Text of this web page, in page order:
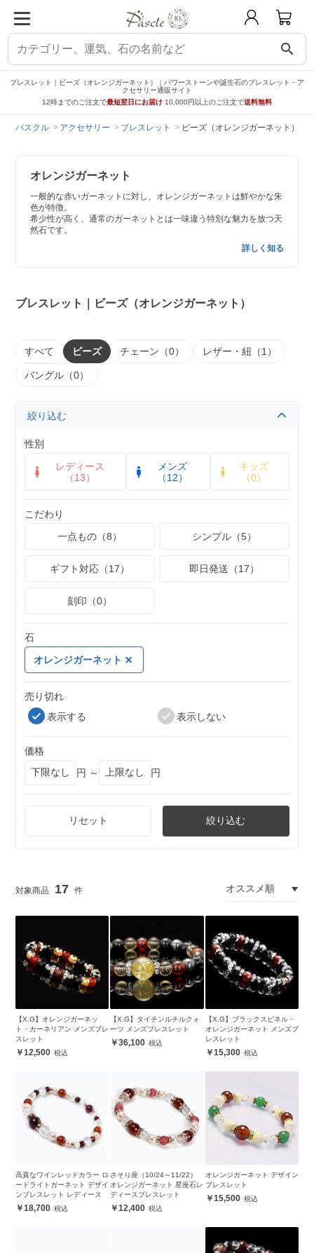
search
ブレスレット｜ビーズ（オレンジガーネット）｜パワーストーンや誕生石のブレスレット・ア
クセサリー通販サイト
12時までのご注文で最短翌日にお届け 10,000円以上のご注文で送料無料
パスクル アクセサリー ブレスレット ビーズ（オレンジガーネット）
オレンジガーネット
一般的な赤いガーネットに対し、オレンジガーネットは鮮やかな朱
色が特徴。
希少性が高く、通常のガーネットとは一味違う特別な魅力を放つ天
然石です。
詳しく知る
ブレスレット｜ビーズ（オレンジガーネット）
すべて ビーズ チェーン（0） レザー・紐（1）
バングル（0）
絞り込む
性別
レディース
（13）
メンズ
（12）
キッズ
（0）
こだわり
一点もの（8）
シンプル（5）
ギフト対応（17） 即日発送（17）
刻印（0）
石
オレンジガーネット
売り切れ
表示する
表示しない
価格
円 ～
円
リセット 絞り込む
17
【X.G】オレンジガーネッ
ト・カーネリアン メンズブレ
スレット
12,500
【X.G】タイチンルチルクォ
ーツ メンズブレスレット
36,100
【X.G】ブラックスピネル・
オレンジガーネット メンズブ
レスレット
15,300
高貴なワインレッドカラー ロ
ードライトガーネット デザイ
ンブレスレット レディース
18,700
さそり座（10/24～11/22）
オレンジガーネット 星座石レ
ディースブレスレット
12,400
オレンジガーネット デザイン
ブレスレット
15,500